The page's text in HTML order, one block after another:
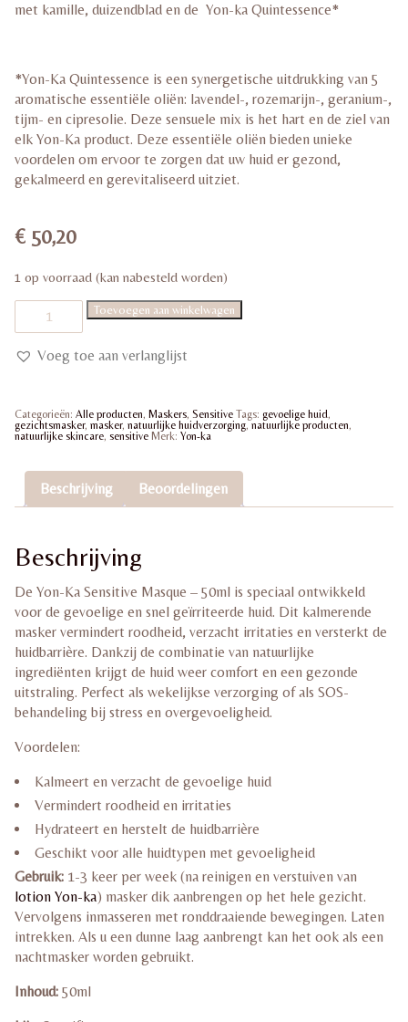
met kamille, duizendblad en de Yon-ka Quintessence*
*Yon-Ka Quintessence is een synergetische uitdrukking van 5
aromatische essentiële oliën: lavendel-, rozemarijn-, geranium-,
tijm- en cipresolie. Deze sensuele mix is ​​het hart en de ziel van
elk Yon-Ka product. Deze essentiële oliën bieden unieke
voordelen om ervoor te zorgen dat uw huid er gezond,
gekalmeerd en gerevitaliseerd uitziet.
€ 50,20
1 op voorraad (kan nabesteld worden)
Yon-
Sensitive
Masque
50ml
masker
voor
de
aantal
Toevoegen aan winkelwagen
Voeg toe aan verlanglijst
Categorieën: Alle producten, Maskers, Sensitive Tags: gevoelige huid,
gezichtsmasker, masker, natuurlijke huidverzorging,natuurlijke producten,
natuurlijke skincare, sensitive Merk: Yon-ka
Beschrijving Beoordelingen
Beschrijving
De Yon-Ka Sensitive Masque – 50ml is speciaal ontwikkeld
voor de gevoelige en snel geïrriteerde huid. Dit kalmerende
masker vermindert roodheid, verzacht irritaties en versterkt de
huidbarrière. Dankzij de combinatie van natuurlijke
ingrediënten krijgt de huid weer comfort en een gezonde
uitstraling. Perfect als wekelijkse verzorging of als SOS-
behandeling bij stress en overgevoeligheid.
Voordelen:
Kalmeert en verzacht de gevoelige huid
Vermindert roodheid en irritaties
Hydrateert en herstelt de huidbarrière
Geschikt voor alle huidtypen met gevoeligheid
Gebruik: 1-3 keer per week (na reinigen en verstuiven van
lotion Yon-ka) masker dik aanbrengen op het hele gezicht.
Vervolgens inmasseren met ronddraaiende bewegingen. Laten
intrekken. Als u een dunne laag aanbrengt kan het ook als een
nachtmasker worden gebruikt.
Inhoud: 50ml